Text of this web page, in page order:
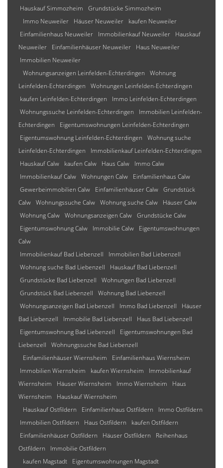
Hauskauf Simmozheim
Grundstücke Simmozheim
Immo Neuweiler
Häuser Neuweiler
kaufen Neuweiler
Einfamilienhaus Neuweiler
Immobilienkauf Neuweiler
Hauskauf
Neuweiler
Einfamilienhäuser Neuweiler
Haus Neuweiler
Immobilien Neuweiler
Wohnungsanzeigen Leinfelden-Echterdingen
Wohnung
Leinfelden-Echterdingen
Wohnungen Leinfelden-Echterdingen
kaufen Leinfelden-Echterdingen
Immo Leinfelden-Echterdingen
Wohnungssuche Leinfelden-Echterdingen
Immobilien Leinfelden-
Echterdingen
Eigentumswohnungen Leinfelden-Echterdingen
Eigentumswohnung Leinfelden-Echterdingen
Wohnung suche
Leinfelden-Echterdingen
Immobilienkauf Leinfelden-Echterdingen
Hauskauf Calw
kaufen Calw Haus Calw
Immo Calw
Immobilienkauf Calw Wohnungen Calw
Einfamilienhaus Calw
Gewerbeimmobilien Calw
Einfamilienhäuser Calw Grundstück
Calw Wohnungssuche Calw Wohnung suche Calw
Häuser Calw
Wohnung Calw Wohnungsanzeigen Calw Grundstücke Calw
Eigentumswohnung Calw
Immobilie Calw
Eigentumswohnungen
Calw
Immobilienkauf Bad Liebenzell
Immobilien Bad Liebenzell
Wohnung suche Bad Liebenzell
Hauskauf Bad Liebenzell
Grundstücke Bad Liebenzell
Wohnungen Bad Liebenzell
Grundstück Bad Liebenzell
Wohnung Bad Liebenzell
Wohnungsanzeigen Bad Liebenzell
Immo Bad Liebenzell
Häuser
Bad Liebenzell
Immobilie Bad Liebenzell
Haus Bad Liebenzell
Eigentumswohnung Bad Liebenzell
Eigentumswohnungen Bad
Liebenzell
Wohnungssuche Bad Liebenzell
Einfamilienhäuser Wiernsheim
Einfamilienhaus Wiernsheim
Immobilien Wiernsheim
kaufen Wiernsheim
Immobilienkauf
Wiernsheim
Häuser Wiernsheim Immo Wiernsheim
Haus
Wiernsheim
Hauskauf Wiernsheim
Hauskauf Ostfildern
Einfamilienhaus Ostfildern
Immo Ostfildern
Immobilien Ostfildern
Haus Ostfildern
kaufen Ostfildern
Einfamilienhäuser Ostfildern
Häuser Ostfildern
Reihenhaus
Ostfildern
Immobilie Ostfildern
kaufen Magstadt
Eigentumswohnungen Magstadt